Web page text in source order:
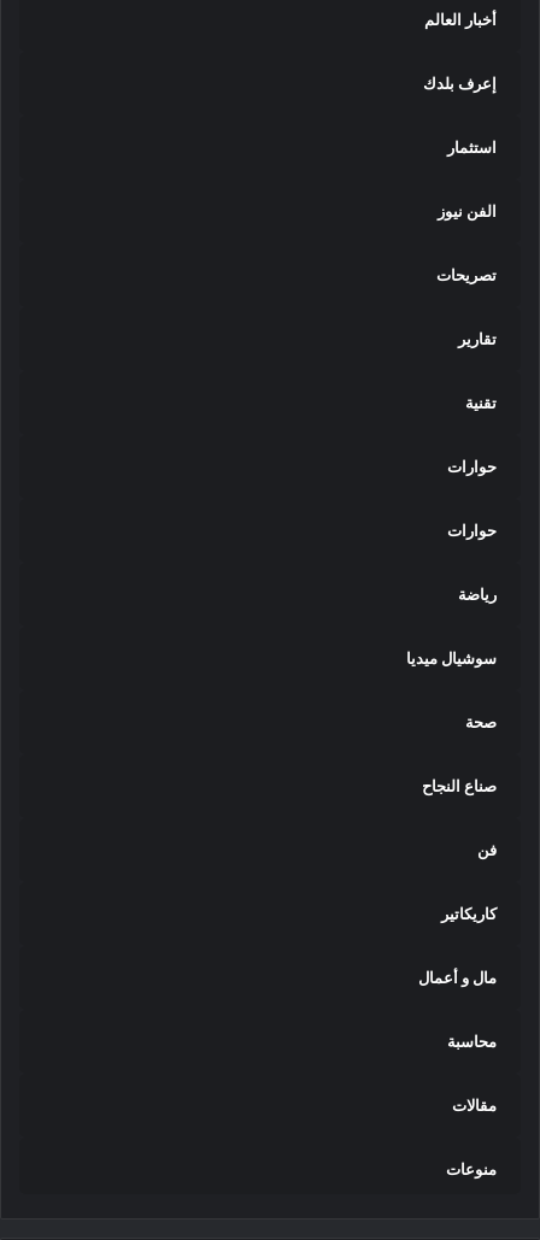
أخبار العالم
إعرف بلدك
استثمار
الفن نيوز
تصريحات
تقارير
تقنية
حوارات
حوارات
رياضة
سوشيال ميديا
صحة
صناع النجاح
فن
كاريكاتير
مال و أعمال
محاسبة
مقالات
منوعات